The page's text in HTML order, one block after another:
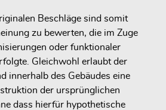
Beschläge sind somit
zu bewerten, die im Zuge
oder funktionaler
Gleichwohl erlaubt der
innerhalb des Gebäudes eine
der ursprünglichen
dass hierfür hypothetische